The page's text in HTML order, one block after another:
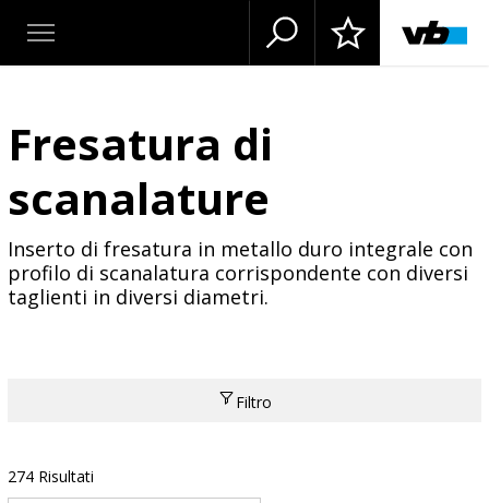
Fresatura di
scanalature
Inserto di fresatura in metallo duro integrale con
profilo di scanalatura corrispondente con diversi
taglienti in diversi diametri.
Filtro
274 Risultati